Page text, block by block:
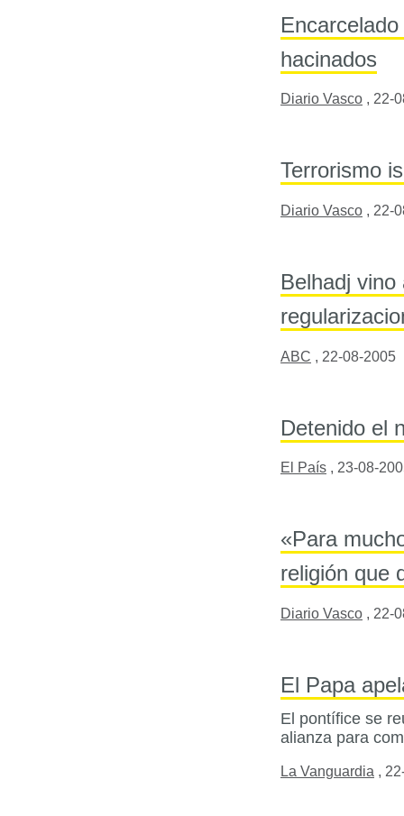
hacinados
Diario Vasco , 22-
Terrorismo
Diario Vasco , 22-
Belhadj
ABC , 22-08-2005
Detenido el
El País , 23-08-
«Para
religión que
Diario Vasco , 22-
El Papa
El pontífice se
alianza para
La Vanguardia ,